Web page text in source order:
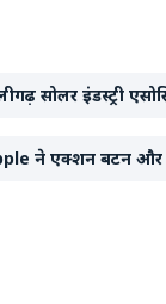
सोलर इंडस्ट्री
ने एक्शन बटन और